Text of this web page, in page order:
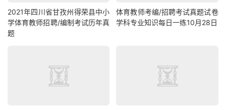
2021年四川省甘孜州得荣县中小
学体育教师招聘/编制考试历年真
题
体育教师考编/招聘考试真题试卷
学科专业知识每日一练10月28日